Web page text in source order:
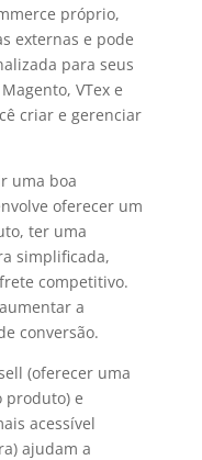
próprio,
externas e pode
para seus
VTex e
criar e gerenciar
uma boa
oferecer um
ter uma
simplificada,
competitivo.
a
conversão.
(oferecer uma
produto) e
acessível
ajudam a